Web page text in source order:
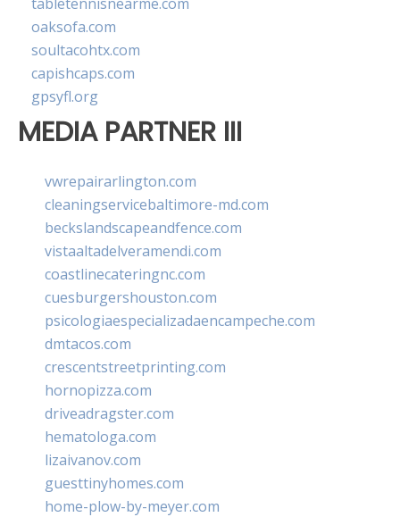
oaksofa.com
soultacohtx.com
capishcaps.com
gpsyfl.org
MEDIA PARTNER III
vwrepairarlington.com
cleaningservicebaltimore-md.com
beckslandscapeandfence.com
vistaaltadelveramendi.com
coastlinecateringnc.com
cuesburgershouston.com
psicologiaespecializadaencampeche.com
dmtacos.com
crescentstreetprinting.com
hornopizza.com
driveadragster.com
hematologa.com
lizaivanov.com
guesttinyhomes.com
home-plow-by-meyer.com